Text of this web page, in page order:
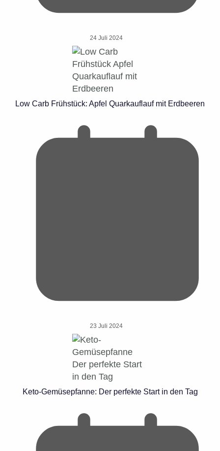
24 Juli 2024
Low Carb Frühstück: Apfel Quarkauflauf mit Erdbeeren
23 Juli 2024
Keto-Gemüsepfanne: Der perfekte Start in den Tag